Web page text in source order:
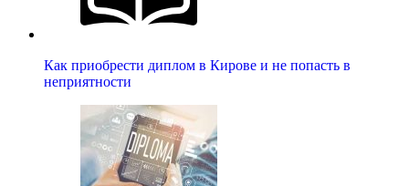
Как приобрести диплом в Кирове и не попасть в
неприятности